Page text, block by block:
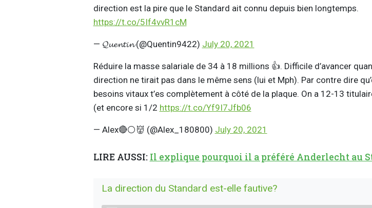
direction est la pire que le Standard ait connu depuis bien longtemps.
https://t.co/5If4vvR1cM
— 𝓠𝓾𝓮𝓷𝓽𝓲𝓷 (@Quentin9422) July 20, 2021
Réduire la masse salariale de 34 à 18 millions 👍. Difficile d’avancer
direction ne tirait pas dans le même sens (lui et Mph). Par contre dire
besoins vitaux t’es complètement à côté de la plaque. On a 12-13
(et encore si 1/2 https://t.co/Yf9I7Jfb06
— Alex🔴⚪️👹 (@Alex_180800) July 20, 2021
LIRE AUSSI: Il explique pourquoi il a préféré Anderlecht au
La direction du Standard est-elle fautive?